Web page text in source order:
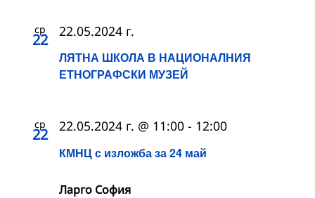
ср
22
ЛЯТНА ШКОЛА В НАЦИОНАЛНИЯ
ЕТНОГРАФСКИ МУЗЕЙ
22.05.2024 г.
ср
22
КМНЦ с изложба за 24 май
22.05.2024 г. @ 11:00 - 12:00
Ларго София